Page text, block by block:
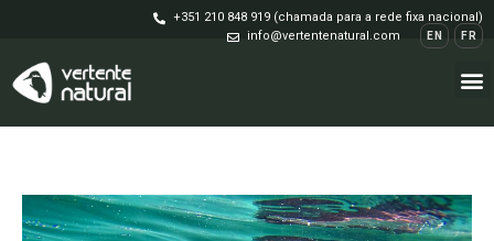
+351 210 848 919 (chamada para a rede fixa nacional)
info@vertentenatural.com
EN FR